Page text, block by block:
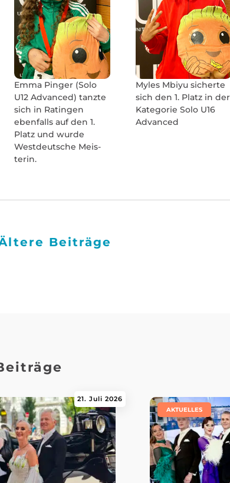
Emma Pinger (Solo
U12 Advanced) tanzte
sich in Ratingen
eben­falls auf den 1.
Platz und wurde
West­deutsche Meis­
terin.
Myles Mbiyu sicherte
sich den 1. Platz in der
Kate­gorie Solo U16
Advanced
Beiträge
21. Juli 2026
AKTUELLES